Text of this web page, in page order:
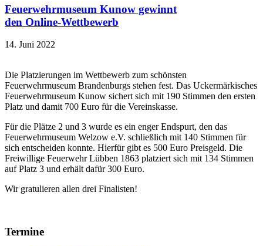
Feuerwehrmuseum Kunow gewinnt
den Online-Wettbewerb
14. Juni 2022
Die Platzierungen im Wettbewerb zum schönsten
Feuerwehrmuseum Brandenburgs stehen fest. Das Uckermärkisches
Feuerwehrmuseum Kunow sichert sich mit 190 Stimmen den ersten
Platz und damit 700 Euro für die Vereinskasse.
Für die Plätze 2 und 3 wurde es ein enger Endspurt, den das
Feuerwehrmuseum Welzow e.V. schließlich mit 140 Stimmen für
sich entscheiden konnte. Hierfür gibt es 500 Euro Preisgeld. Die
Freiwillige Feuerwehr Lübben 1863 platziert sich mit 134 Stimmen
auf Platz 3 und erhält dafür 300 Euro.
Wir gratulieren allen drei Finalisten!
Termine